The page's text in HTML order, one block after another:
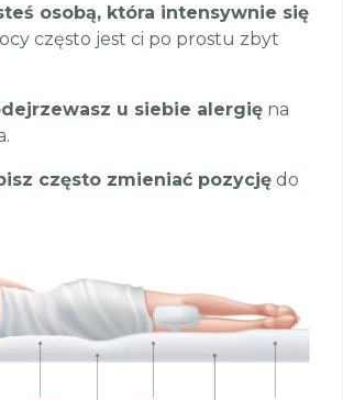
osobą, która intensywnie się
często jest ci po prostu zbyt
u siebie alergię na
często zmieniać pozycję do